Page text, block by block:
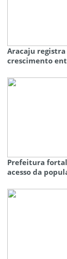
Aracaju registra
crescimento
Prefeitura
acesso da